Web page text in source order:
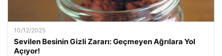
10/12/2025
Sevilen Besinin Gizli Zararı: Geçmeyen Ağrılara Yol
Açıyor!